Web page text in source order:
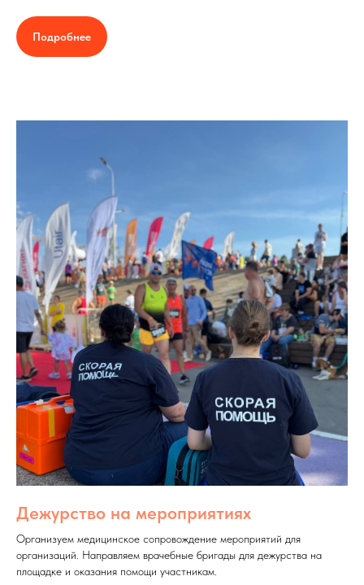
Подробнее
Дежурство на мероприятиях
Организуем медицинское сопровождение мероприятий для
организаций. Направляем врачебные бригады для дежурства на
площадке и оказания помощи участникам.